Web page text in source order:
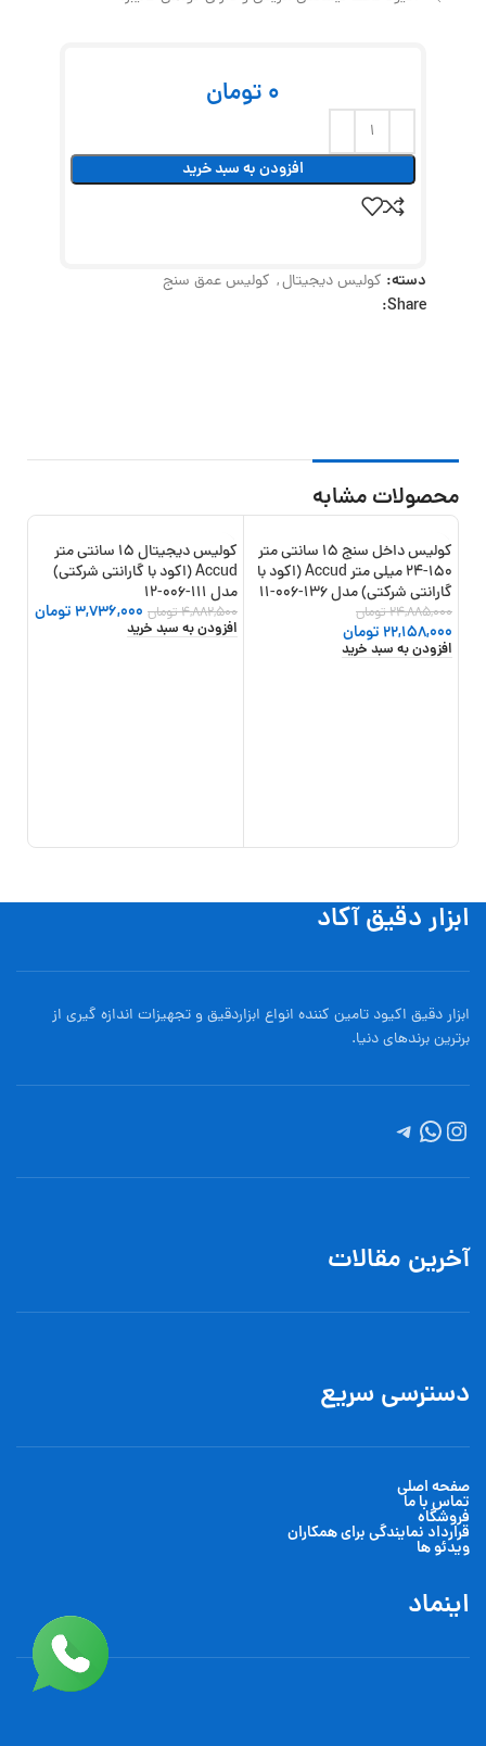
0 تومان
افزودن به سبد خرید
دسته: کولیس دیجیتال, کولیس عمق سنج
Share:
محصولات مشابه
-11%
کولیس داخل سنج 15 سانتی متر
150-24 میلی متر Accud (اکود با
گارانتی شرکتی) مدل 136-006-11
24,885,000تومان
22,158,000تومان
افزودن به سبد خرید
-23%
کولیس دیجیتال 15 سانتی متر
Accud (اکود با گارانتی شرکتی)
مدل 111-006-12
4,882,500تومان 3,736,000تومان
افزودن به سبد خرید
ابزار دقیق آکاد
ابزار دقیق اکیود تامین کننده انواع ابزاردقيق و تجهيزات اندازه گیری از
برترین برندهای دنیا.
آخرین مقالات
دسترسی سریع
صفحه اصلی
تماس با ما
فروشگاه
قرارداد نمایندگی برای همکاران
ویدئو ها
اینماد